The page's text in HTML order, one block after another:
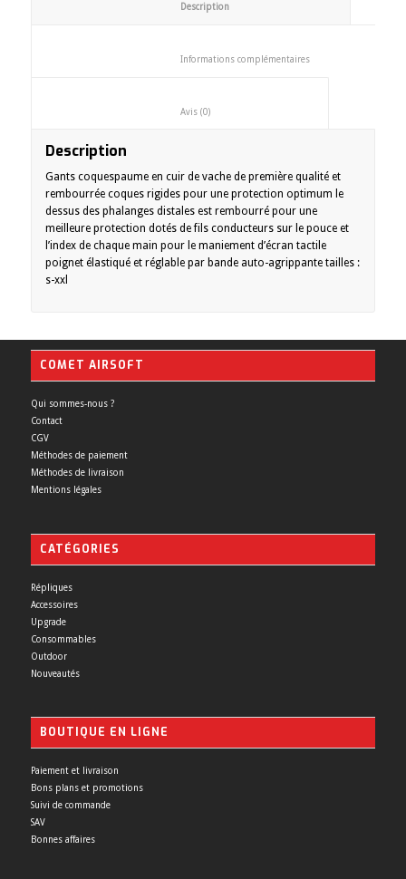
						Description
Informations
						Avis (0)
Description
Gants coquespaume en cuir de vache de première qualité et
rembourrée coques rigides pour une protection optimum le
dessus des phalanges distales est rembourré pour une
meilleure protection dotés de fils conducteurs sur le pouce et
l’index de chaque main pour le maniement d’écran tactile
poignet élastiqué et réglable par bande auto-agrippante tailles :
s-xxl
COMET AIRSOFT
Qui sommes-nous ?
Contact
CGV
Méthodes de paiement
Méthodes de livraison
Mentions légales
CATÉGORIES
Répliques
Accessoires
Upgrade
Consommables
Outdoor
Nouveautés
BOUTIQUE EN LIGNE
Paiement et livraison
Bons plans et promotions
Suivi de commande
SAV
Bonnes affaires